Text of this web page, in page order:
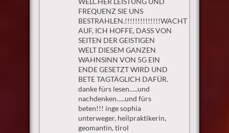
FREQUENZ SIE UNS
BESTRAHLEN.!!!!!!!!!!!!!!WACHT
AUF, ICH HOFFE, DASS VON
SEITEN DER GEISTIGEN
WELT DIESEM GANZEN
WAHNSINN VON 5G EIN
ENDE GESETZT WIRD UND
BETE TAGTÄGLICH DAFÜR.
danke fürs lesen…..und
nachdenken…..und fürs
beten!!! inge sophia
unterweger, heilpraktikerin,
geomantin, tirol